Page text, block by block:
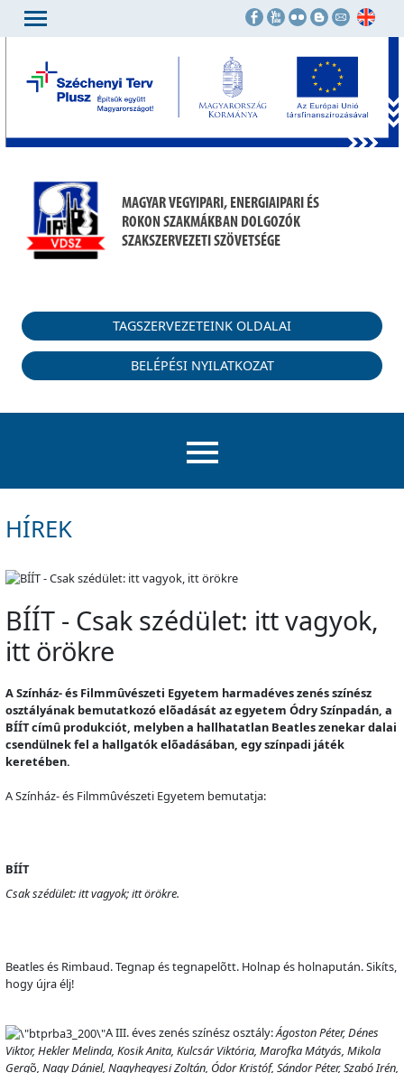
MAGYAR VEGYIPARI, ENERGIAIPARI ÉS
ROKON SZAKMÁKBAN DOLGOZÓK
SZAKSZERVEZETI SZÖVETSÉGE
TAGSZERVEZETEINK OLDALAI
BELÉPÉSI NYILATKOZAT
HÍREK
BÍÍT - Csak szédület: itt vagyok,
itt örökre
A Színház- és Filmmûvészeti Egyetem harmadéves zenés színész
osztályának bemutatkozó elõadását az egyetem Ódry Színpadán, a
BÍÍT címû produkciót, melyben a hallhatatlan Beatles zenekar dalai
csendülnek fel a hallgatók elõadásában, egy színpadi játék
keretében.
A Színház- és Filmmûvészeti Egyetem bemutatja:
BÍÍT
Csak szédület: itt vagyok; itt örökre.
Beatles és Rimbaud. Tegnap és tegnapelõtt. Holnap és holnapután. Sikíts,
hogy újra élj!
A III. éves zenés színész osztály:Ágoston Péter, Dénes
Viktor, Hekler Melinda, Kosik Anita, Kulcsár Viktória, Marofka Mátyás, Mikola
Gergõ, Nagy Dániel, Nagyhegyesi Zoltán, Ódor Kristóf, Sándor Péter, Szabó Irén,